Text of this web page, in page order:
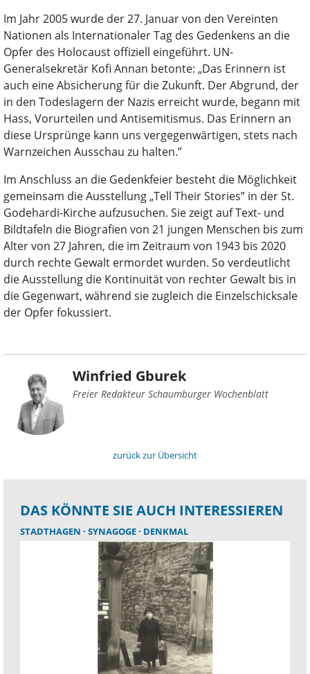
Im Jahr 2005 wurde der 27. Januar von den Vereinten
Nationen als Internationaler Tag des Gedenkens an die
Opfer des Holocaust offiziell eingeführt. UN-
Generalsekretär Kofi Annan betonte: „Das Erinnern ist
auch eine Absicherung für die Zukunft. Der Abgrund, der
in den Todeslagern der Nazis erreicht wurde, begann mit
Hass, Vorurteilen und Antisemitismus. Das Erinnern an
diese Ursprünge kann uns vergegenwärtigen, stets nach
Warnzeichen Ausschau zu halten.”
Im Anschluss an die Gedenkfeier besteht die Möglichkeit
gemeinsam die Ausstellung „Tell Their Stories” in der St.
Godehardi-Kirche aufzusuchen. Sie zeigt auf Text- und
Bildtafeln die Biografien von 21 jungen Menschen bis zum
Alter von 27 Jahren, die im Zeitraum von 1943 bis 2020
durch rechte Gewalt ermordet wurden. So verdeutlicht
die Ausstellung die Kontinuität von rechter Gewalt bis in
die Gegenwart, während sie zugleich die Einzelschicksale
der Opfer fokussiert.
Winfried Gburek
Freier Redakteur Schaumburger Wochenblatt
zurück zur Übersicht
DAS KÖNNTE SIE AUCH INTERESSIEREN
STADTHAGEN SYNAGOGE DENKMAL